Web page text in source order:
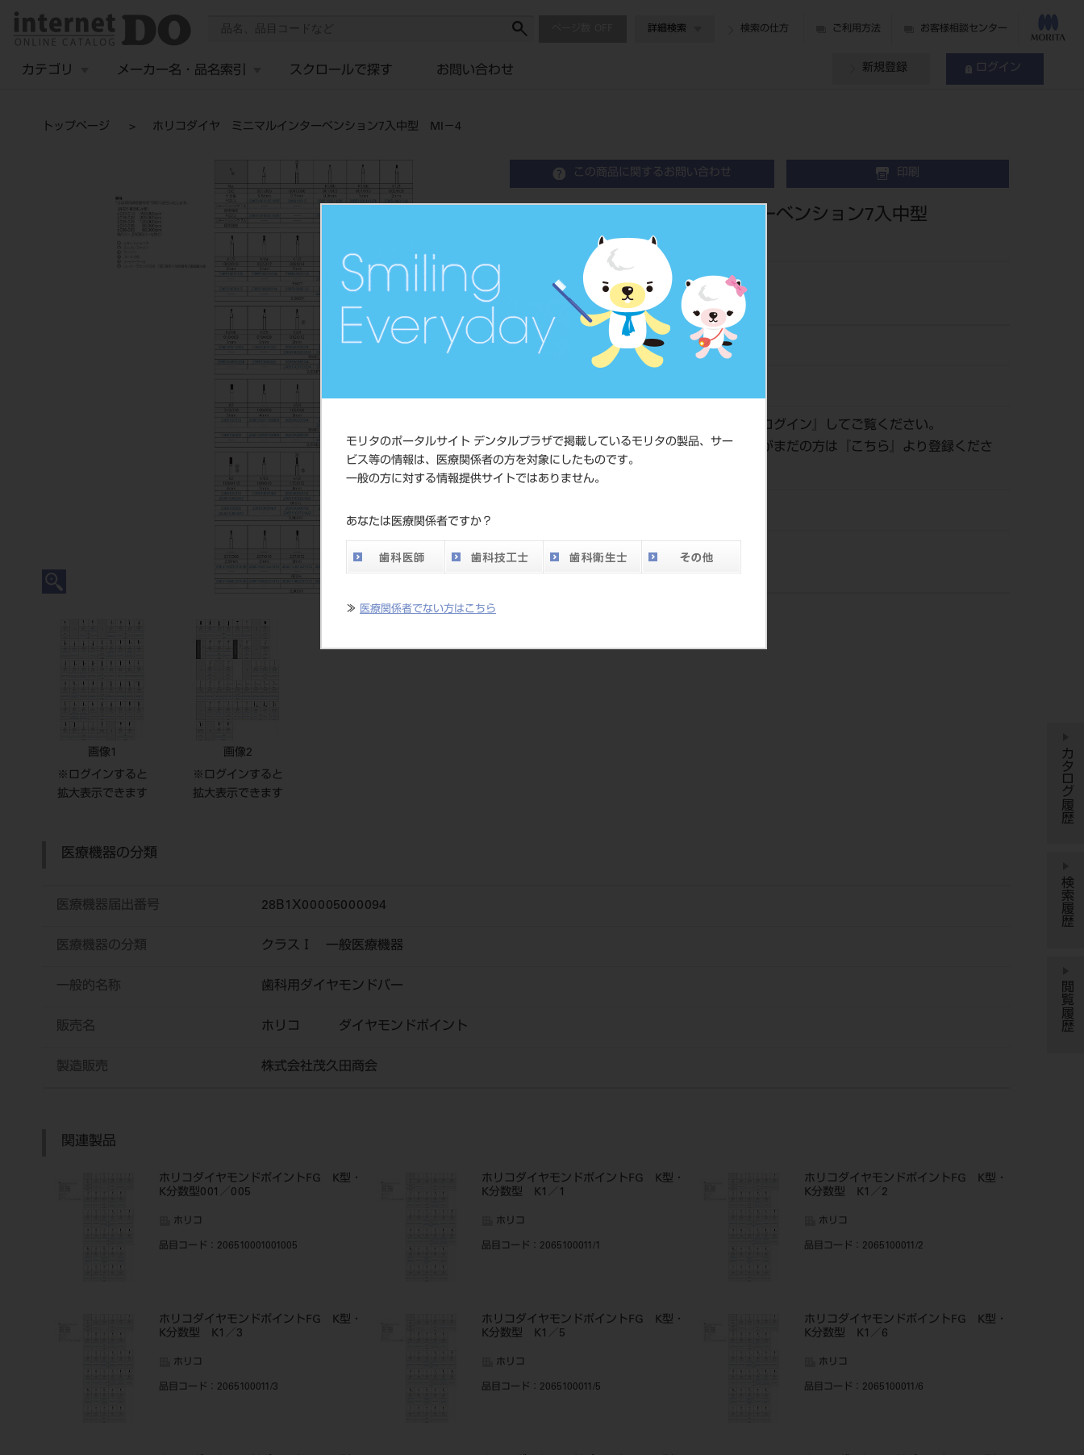
モリタのポータルサイト デンタルプラザで掲載しているモリタの製品、サー
ビス等の情報は、医療関係者の方を対象にしたものです。
一般の方に対する情報提供サイトではありません。
あなたは医療関係者ですか？
≫ 医療関係者でない方はこちら
詳細検索 検索の仕方 ご利用方法 お客様相談センター
カテゴリ メーカー名・品名索引 スクロールで探す お問い合わせ 新規登録 ログイン
トップページ ホリコダイヤ ミニマルインターベンション7入中型 MI－4
この商品に関するお問い合わせ 印刷
ホリコダイヤ ミニマルインターベンション7入中型
Diamond Points
歯科用ダイヤモンドバー
品目コード 206510134MI-4
標準価格
ログイン 』してご覧ください。
ネット会員登録がまだの方は『
こちら
』より登録くださ
DO vol.26 掲載ペー
ジ
784
画像1
※ログインすると
拡大表示できます
画像2
※ログインすると
拡大表示できます
医療機器の分類
医療機器届出番号 28B1X00005000094
医療機器の分類 クラスⅠ 一般医療機器
一般的名称 歯科用ダイヤモンドバー
販売名 ホリコ ダイヤモンドポイント
製造販売 株式会社茂久田商会
関連製品
ホリコダイヤモンドポイントFG K型・
K分数型001／005
ホリコ
品目コード ：206510001001005
ホリコダイヤモンドポイントFG K型・
K分数型 K1／1
ホリコ
品目コード ：2065100011/1
ホリコダイヤモンドポイントFG K型・
K分数型 K1／2
ホリコ
品目コード ：2065100011/2
ホリコダイヤモンドポイントFG K型・
K分数型 K1／3
ホリコ
品目コード ：2065100011/3
ホリコダイヤモンドポイントFG K型・
K分数型 K1／5
ホリコ
品目コード ：2065100011/5
ホリコダイヤモンドポイントFG K型・
K分数型 K1／6
ホリコ
品目コード ：2065100011/6
カタログ履歴
検索履歴
閲覧履歴